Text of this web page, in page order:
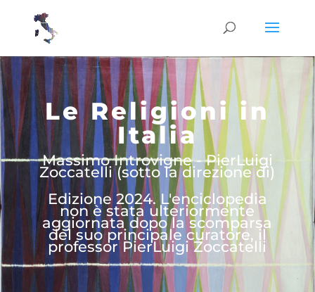
Le Religioni in
Italia
Massimo Introvigne - PierLuigi
Zoccatelli (sotto la direzione di)
Edizione 2024. L'enciclopedia
non è stata ulteriormente
aggiornata dopo la scomparsa
del suo principale curatore, il
professor PierLuigi Zoccatelli